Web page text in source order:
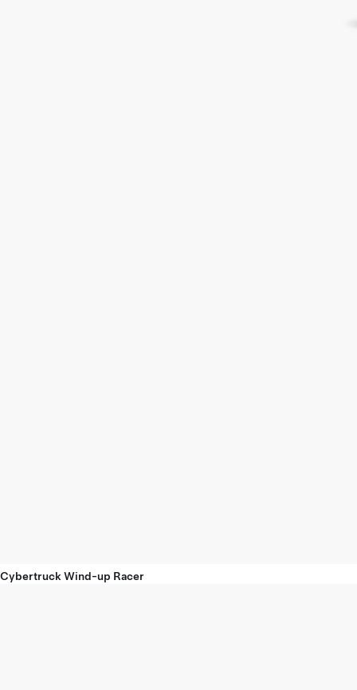
Cybertruck Wind-up Racer